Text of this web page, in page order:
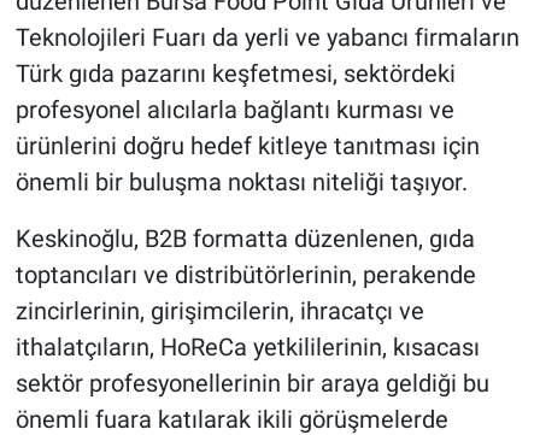
Teknolojileri Fuarı da yerli ve yabancı firmaların
Türk gıda pazarını keşfetmesi, sektördeki
profesyonel alıcılarla bağlantı kurması ve
ürünlerini doğru hedef kitleye tanıtması için
önemli bir buluşma noktası niteliği taşıyor.
Keskinoğlu, B2B formatta düzenlenen, gıda
toptancıları ve distribütörlerinin, perakende
zincirlerinin, girişimcilerin, ihracatçı ve
ithalatçıların, HoReCa yetkililerinin, kısacası
sektör profesyonellerinin bir araya geldiği bu
önemli fuara katılarak ikili görüşmelerde